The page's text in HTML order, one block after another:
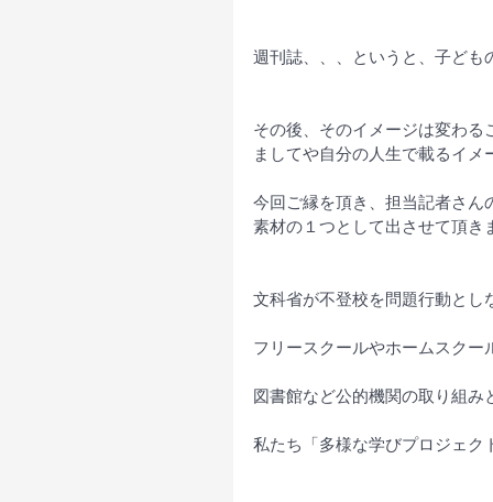
週刊誌、、、というと、子ども
その後、そのイメージは変わる
ましてや自分の人生で載るイメ
今回ご縁を頂き、担当記者さん
素材の１つとして出させて頂き
文科省が不登校を問題行動とし
フリースクールやホームスクー
図書館など公的機関の取り組み
私たち「多様な学びプロジェク